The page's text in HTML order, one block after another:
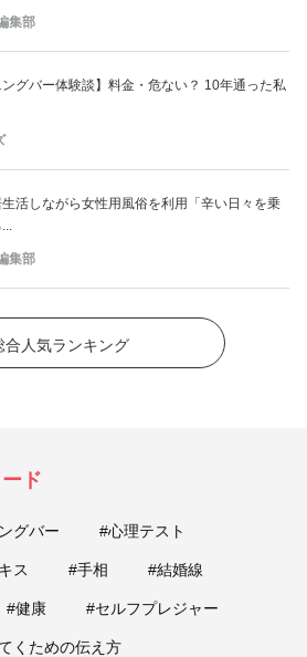
集部
ングバー体験談】料金・危ない？ 10年通った私
活しながら女性用風俗を利用「辛い日々を乗
集部
合人気ランキング
ド
グバー #心理テスト
ス #手相 #結婚線
#健康 #セルフプレジャー
くための伝え方